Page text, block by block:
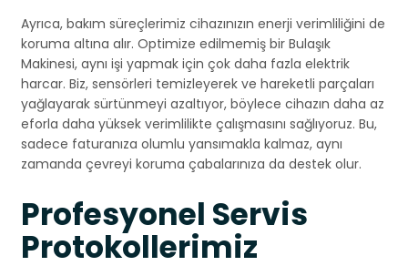
Ayrıca, bakım süreçlerimiz cihazınızın enerji verimliliğini de
koruma altına alır. Optimize edilmemiş bir Bulaşık
Makinesi, aynı işi yapmak için çok daha fazla elektrik
harcar. Biz, sensörleri temizleyerek ve hareketli parçaları
yağlayarak sürtünmeyi azaltıyor, böylece cihazın daha az
eforla daha yüksek verimlilikte çalışmasını sağlıyoruz. Bu,
sadece faturanıza olumlu yansımakla kalmaz, aynı
zamanda çevreyi koruma çabalarınıza da destek olur.
Profesyonel Servis
Protokollerimiz